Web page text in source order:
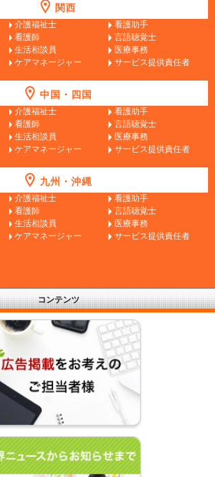
関西
介護福祉士
看護助手
看護師
言語聴覚士
生活相談員
医療事務
ケアマネージャー サービス提供責任者
中国・四国
介護福祉士
看護助手
看護師
言語聴覚士
生活相談員
医療事務
ケアマネージャー サービス提供責任者
九州・沖縄
介護福祉士
看護助手
看護師
言語聴覚士
生活相談員
医療事務
ケアマネージャー サービス提供責任者
コンテンツ